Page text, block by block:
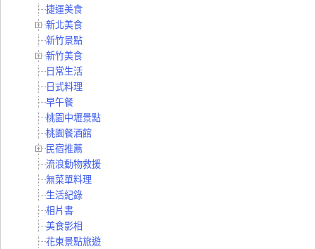
捷運美食
新北美食
新竹景點
新竹美食
日常生活
日式料理
早午餐
桃園中壢景點
桃園餐酒館
民宿推薦
流浪動物救援
無菜單料理
生活紀錄
相片書
美食影相
花東景點旅遊